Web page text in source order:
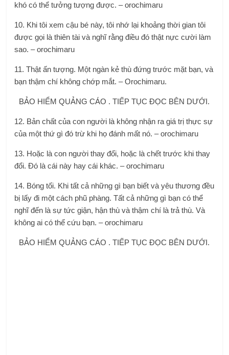
khó có thể tưởng tượng được. – orochimaru
10. Khi tôi xem cậu bé này, tôi nhớ lại khoảng thời gian tôi
được gọi là thiên tài và nghĩ rằng điều đó thật nực cười làm
sao. – orochimaru
11. Thật ấn tượng. Một ngàn kẻ thù đứng trước mặt bạn, và
bạn thậm chí không chớp mắt. – Orochimaru.
BẢO HIỂM QUẢNG CÁO . TIẾP TỤC ĐỌC BÊN DƯỚI.
12. Bản chất của con người là không nhận ra giá trị thực sự
của một thứ gì đó trừ khi họ đánh mất nó. – orochimaru
13. Hoặc là con người thay đổi, hoặc là chết trước khi thay
đổi. Đó là cái này hay cái khác. – orochimaru
14. Bóng tối. Khi tất cả những gì bạn biết và yêu thương đều
bị lấy đi một cách phũ phàng. Tất cả những gì bạn có thể
nghĩ đến là sự tức giận, hận thù và thậm chí là trả thù. Và
không ai có thể cứu bạn. – orochimaru
BẢO HIỂM QUẢNG CÁO . TIẾP TỤC ĐỌC BÊN DƯỚI.